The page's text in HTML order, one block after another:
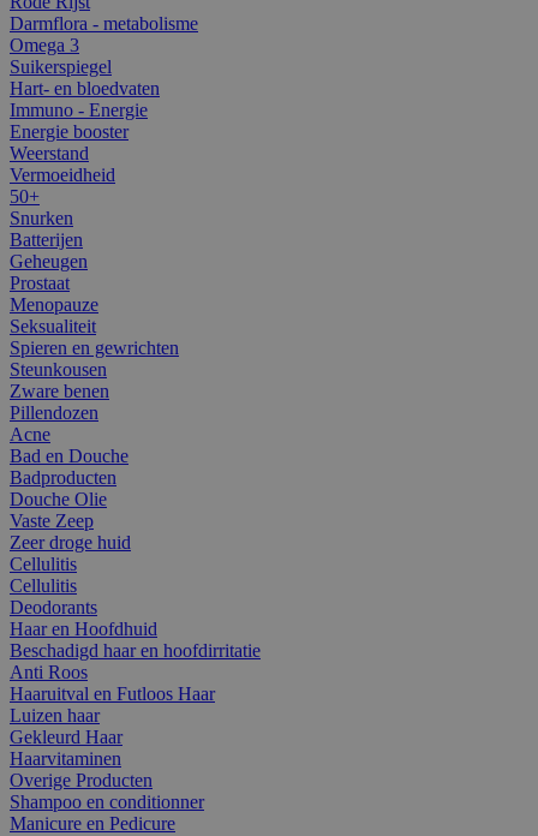
Darmflora - metabolisme
Omega 3
Suikerspiegel
Hart- en bloedvaten
Immuno - Energie
Energie booster
Weerstand
Vermoeidheid
50+
Snurken
Batterijen
Geheugen
Prostaat
Menopauze
Seksualiteit
Spieren en gewrichten
Steunkousen
Zware benen
Pillendozen
Acne
Bad en Douche
Badproducten
Douche Olie
Vaste Zeep
Zeer droge huid
Cellulitis
Cellulitis
Deodorants
Haar en Hoofdhuid
Beschadigd haar en hoofdirritatie
Anti Roos
Haaruitval en Futloos Haar
Luizen haar
Gekleurd Haar
Haarvitaminen
Overige Producten
Shampoo en conditionner
Manicure en Pedicure